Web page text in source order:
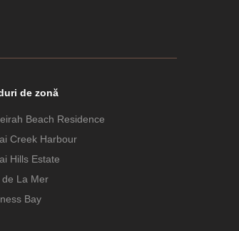
de zonă
Beach Residence
Creek Harbour
Hills Estate
de La Mer
Bay